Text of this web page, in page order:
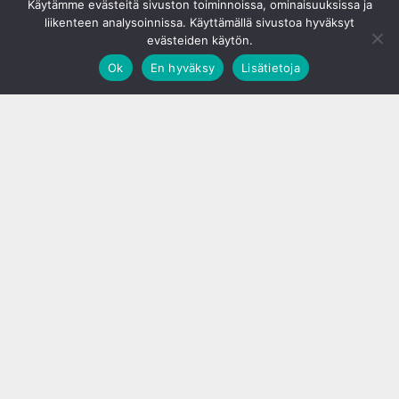
Käytämme evästeitä sivuston toiminnoissa, ominaisuuksissa ja
liikenteen analysoinnissa. Käyttämällä sivustoa hyväksyt
evästeiden käytön.
Ok
En hyväksy Lisätietoja